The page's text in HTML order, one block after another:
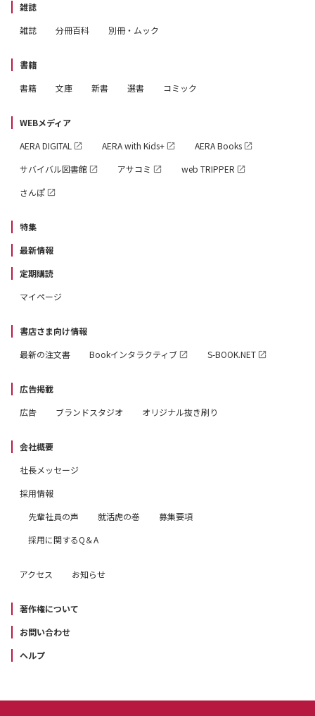
雑誌
雑誌
分冊百科 別冊・ムック
書籍
書籍
文庫 新書 選書 コミック
WEBメディア
AERA DIGITAL
AERA with Kids+
AERA Books
サバイバル図書館
アサコミ
web TRIPPER
さんぽ
特集
最新情報
定期購読
マイページ
書店さま向け情報
最新の注文書
Bookインタラクティブ S-BOOK.NET
広告掲載
広告
ブランドスタジオ オリジナル抜き刷り
会社概要
社長メッセージ
採用情報
先輩社員の声
就活虎の巻
募集要項
採用に関するQ＆A
アクセス お知らせ
著作権について
お問い合わせ
ヘルプ